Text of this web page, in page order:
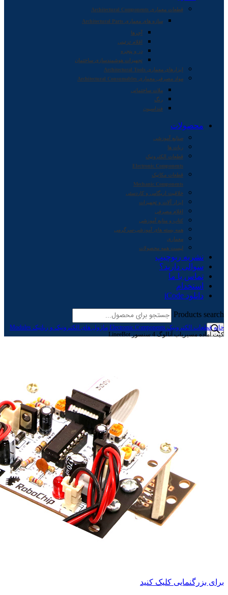
قطعات معماری Architectural Components
سازه های معماری Architectural Parts
آجرها
اقلام تزئینی
در و پنجره
تجهیزات هوشمندسازی ساختمان
ابزارهای معماری Architectural Tools
مواد مصرفی معماری Architectural Consumables
ملات ساختمانی
رنگ
فنداسیون
محصولات
صنایع آموزشی
ربات ها
قطعات الکترونیک
Electronic Components
قطعات مکانیک
Mechanic Components
خلاقیت اریگامی و کاردستی
ابزار آلات و تجهیزات
اقلام مصرفی
کتاب و منابع آموزشی
همه بسته های آموزشی-سرگرمی
معماری
لیست همه محصولات
نشریه ربوچیپ
سوالی دارید؟
تماس با ما
استخدام
دانلود iCode
Products search
خانه قطعات الکترونیک Electronic Components
ماژول های الکترونیک و رباتیک Modules
کیت آماده مسیریاب آنالوگ 4 سنسور LineeBot
برای بزرگنمایی کلیک کنید